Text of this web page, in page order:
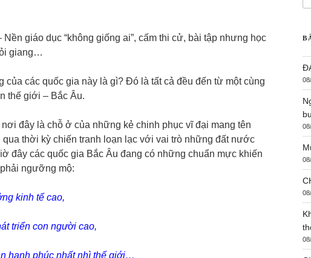
Nền giáo dục “không giống ai”, cấm thi cử, bài tập nhưng học
giang…
của các quốc gia này là gì? Đó là tất cả đều đến từ một cùng
thế giới – Bắc Âu.
đây là chỗ ở của những kẻ chinh phục vĩ đại mang tên
qua thời kỳ chiến tranh loạn lạc với vai trò những đất nước
đây các quốc gia Bắc Âu đang có những chuẩn mực khiến
ngưỡng mộ:
kinh tế cao,
triển con người cao,
hạnh phúc nhất nhì thế giới…